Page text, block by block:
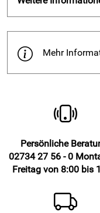
2 bzw. 3 x
werkzeuglosen
Fensterrahmen
1 x Kordelstopper
der Kordel)
Montageanleitung
Hersteller: KUTTI
Mehr
Persönliche
02734 27 56 - 0
Freitag von 8:00 bis